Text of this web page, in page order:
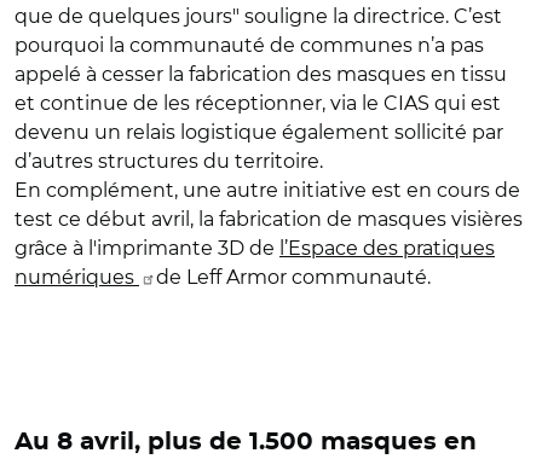
que de quelques jours" souligne la directrice. C’est
pourquoi la communauté de communes n’a pas
appelé à cesser la fabrication des masques en tissu
et continue de les réceptionner, via le CIAS qui est
devenu un relais logistique également sollicité par
d’autres structures du territoire.
En complément, une autre initiative est en cours de
test ce début avril, la fabrication de masques visières
grâce à l'imprimante 3D de l’Espace des pratiques
numériques
de Leff Armor communauté.
Au 8 avril, plus de 1.500 masques en